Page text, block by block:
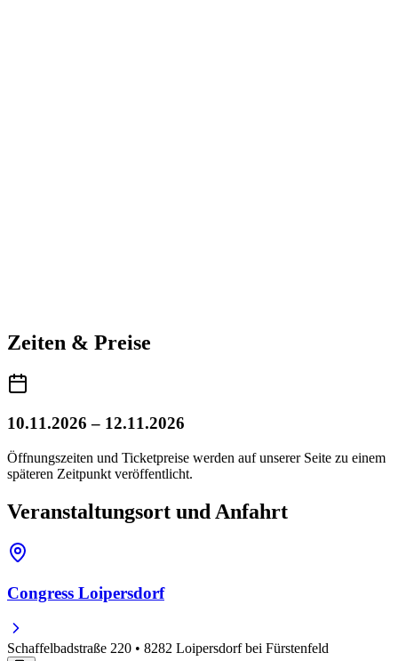
Zeiten & Preise
10.11.2026 – 12.11.2026
Öffnungszeiten und Ticketpreise werden auf unserer Seite zu einem
späteren Zeitpunkt veröffentlicht.
Veranstaltungsort und Anfahrt
Congress Loipersdorf
Schaffelbadstraße 220 • 8282 Loipersdorf bei Fürstenfeld